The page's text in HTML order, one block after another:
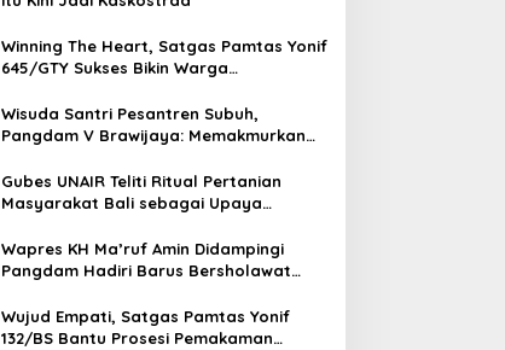
Winning The Heart, Satgas Pamtas Yonif
645/GTY Sukses Bikin Warga
Wisuda Santri Pesantren Subuh,
Pangdam V Brawijaya: Memakmurkan
Gubes UNAIR Teliti Ritual Pertanian
Masyarakat Bali sebagai Upaya
Wapres KH Ma’ruf Amin Didampingi
Pangdam Hadiri Barus Bersholawat
Wujud Empati, Satgas Pamtas Yonif
132/BS Bantu Prosesi Pemakaman